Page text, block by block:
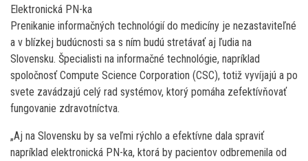
Elektronická PN-ka
Prenikanie informačných technológií do medicíny je nezastaviteľné
a v blízkej budúcnosti sa s ním budú stretávať aj ľudia na
Slovensku. Špecialisti na informačné technológie, napríklad
spoločnosť Compute Science Corporation (CSC), totiž vyvíjajú a po
svete zavádzajú celý rad systémov, ktorý pomáha zefektívňovať
fungovanie zdravotníctva.
„Aj na Slovensku by sa veľmi rýchlo a efektívne dala spraviť
napríklad elektronická PN-ka, ktorá by pacientov odbremenila od